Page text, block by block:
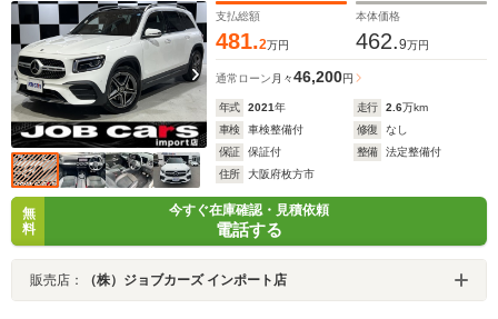
ト シートヒーター パワーバックドア パークトロニ
ック
支払総額
481.2万円
本体価格
462.9万円
通常ローン 月々46,200円
年式 2021年 走行 2.6万km
車検
車検整備付 修復
なし
保証
保証付 整備
法定整備付
住所
大阪府枚方市
無
料
今すぐ在庫確認・見積依頼
電話する
販売店： （株）ジョブカーズ インポート店